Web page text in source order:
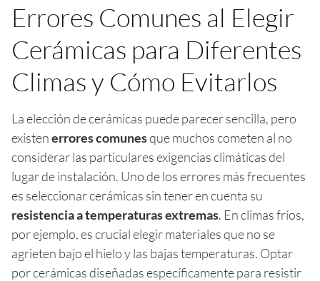
Errores Comunes al Elegir
Cerámicas para Diferentes
Climas y Cómo Evitarlos
La elección de cerámicas puede parecer sencilla, pero
existenerrores comunesque muchos cometen al no
considerar las particulares exigencias climáticas del
lugar de instalación. Uno de los errores más frecuentes
es seleccionar cerámicas sin tener en cuenta su
resistencia a temperaturas extremas. En climas fríos,
por ejemplo, es crucial elegir materiales que no se
agrieten bajo el hielo y las bajas temperaturas. Optar
por cerámicas diseñadas específicamente para resistir